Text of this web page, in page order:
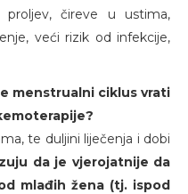
proljev, čireve u ustima,
veći rizik od infekcije,
menstrualni ciklus vrati
te duljini liječenja i dobi
da je vjerojatnije da
mlađih žena (tj. ispod